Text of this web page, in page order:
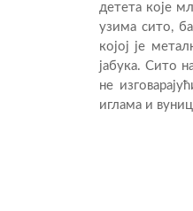
детета које
узима сито,
којој је
јабука. Сито
не
иглама и